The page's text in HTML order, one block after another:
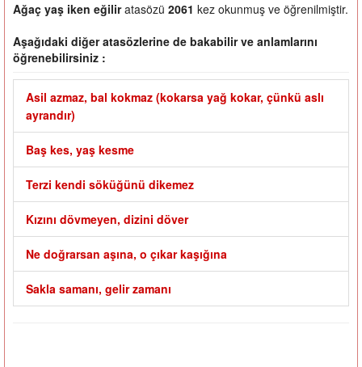
Ağaç yaş iken eğiliratasözü 2061 kez okunmuş ve öğrenilmiştir.
Aşağıdaki diğer atasözlerine de bakabilir ve anlamlarını
öğrenebilirsiniz :
Asil azmaz, bal kokmaz (kokarsa yağ kokar, çünkü aslı
ayrandır)
Baş kes, yaş kesme
Terzi kendi söküğünü dikemez
Kızını dövmeyen, dizini döver
Ne doğrarsan aşına, o çıkar kaşığına
Sakla samanı, gelir zamanı